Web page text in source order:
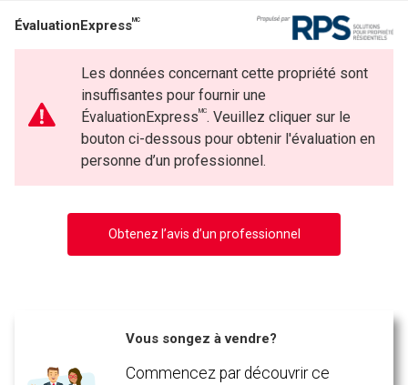
ÉvaluationExpressMC
Les données concernant cette propriété sont
insuffisantes pour fournir une
ÉvaluationExpressMC. Veuillez cliquer sur le
bouton ci-dessous pour obtenir l'évaluation en
personne d’un professionnel.
Obtenez l’avis d’un professionnel
Vous songez à vendre?
Commencez par découvrir ce